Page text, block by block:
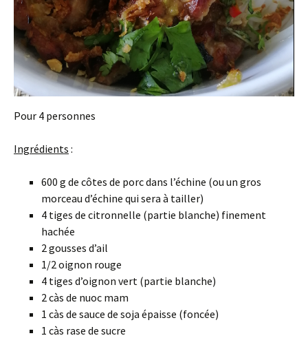
Pour 4 personnes
Ingrédients :
600 g de côtes de porc dans l’échine (ou un gros
morceau d’échine qui sera à tailler)
4 tiges de citronnelle (partie blanche) finement
hachée
2 gousses d’ail
1/2 oignon rouge
4 tiges d’oignon vert (partie blanche)
2 càs de nuoc mam
1 càs de sauce de soja épaisse (foncée)
1 càs rase de sucre